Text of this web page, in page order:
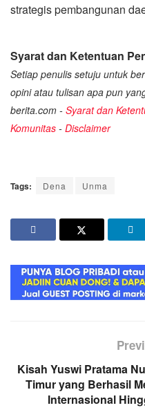
strategis pembangunan
Syarat dan Ketentuan
Setiap penulis setuju untuk
opini atau tulisan apa pun
berita.com - Syarat dan
Komunitas - Disclaimer
Tags: Dena Unma
Kisah Yuswi Pratama
Timur yang Berhasil
Internasional